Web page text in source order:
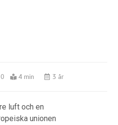
0 4 min 3 år
luft och en
unionen